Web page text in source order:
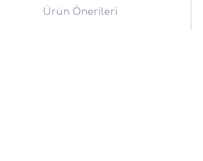
Ürün Önerileri